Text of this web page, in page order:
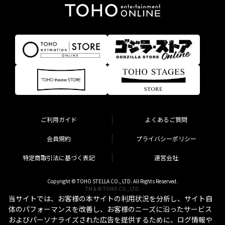
ご利用ガイド よくあるご質問
会員規約 プライバシーポリシー
特定商取引法に基づく表記 運営会社
Copyright © TOHO STELLA CO., LTD. All Rights Reserved.
TM & © TOHO CO., LTD.
当サイトでは、お客様の本サイトの利用状況を分析し、サイト自
体のパフォーマンスを改善し、お客様のニーズに沿ったサービス
およびパーソナライズされた広告を提供するために、ログ情報や